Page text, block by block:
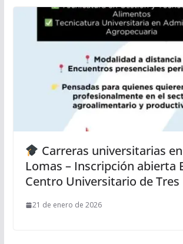
Carreras universitarias
Lomas – Inscripción abierta
Centro Universitario de Tres
21 de enero de 2026